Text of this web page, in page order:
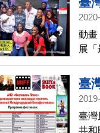
動畫
展
色，
際
臺
最
臺灣
共和